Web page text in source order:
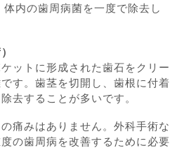
内の歯周病菌を一度で除去し
ットに形成された歯石をクリー
す。歯茎を切開し、歯根に付着
去することが多いです。
痛みはありません。外科手術な
の歯周病を改善するために必要